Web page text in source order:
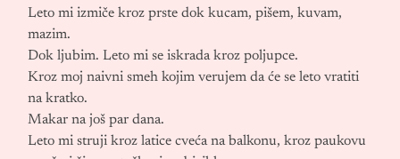
Leto mi izmiče kroz prste dok kucam, pišem, kuvam,
mazim.
Dok ljubim. Leto mi se iskrada kroz poljupce.
Kroz moj naivni smeh kojim verujem da će se leto vratiti
na kratko.
Makar na još par dana.
Leto mi struji kroz latice cveća na balkonu, kroz paukovu